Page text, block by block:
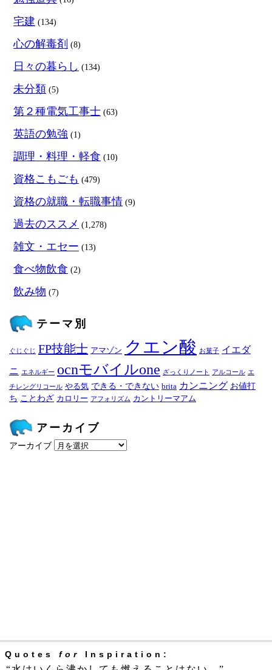
宅建 (134)
心の解毒剤 (8)
日々の暮らし (134)
未分類 (5)
第２種電気工事士 (63)
英語の勉強 (1)
調理・料理・軽食 (10)
資格こもごも (479)
資格の就職・転職事情 (9)
過去のススメ (1,278)
雑文・エセー (13)
食べ物飲食 (2)
飲み物 (7)
テーマ別
ぐじぐじ FP技能士 アマゾン クエン酸 お菓子 イエダ
ニ エネルギー ocnモバイルone ざっくりノート アルコール エ
チレングリコール やる気 できる・できない brita カンニング お値打
ち ことわざ カロリー アフォリズム カントリーマアム
アーカイブ
アーカイブ
Quotes for Inspiration: